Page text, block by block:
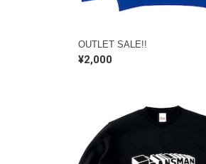
OUTLET SALE!!
¥2,000